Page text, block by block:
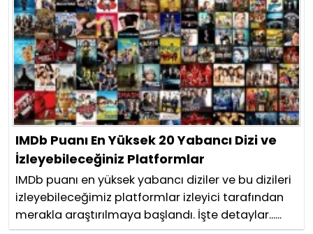
IMDb Puanı En Yüksek 20 Yabancı Dizi ve
İzleyebileceğiniz Platformlar
IMDb puanı en yüksek yabancı diziler ve bu dizileri
izleyebileceğimiz platformlar izleyici tarafından
merakla araştırılmaya başlandı. İşte detaylar......